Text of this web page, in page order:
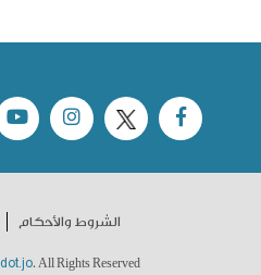
الشروط والأحكام
dot.jo. All Rights Reserved